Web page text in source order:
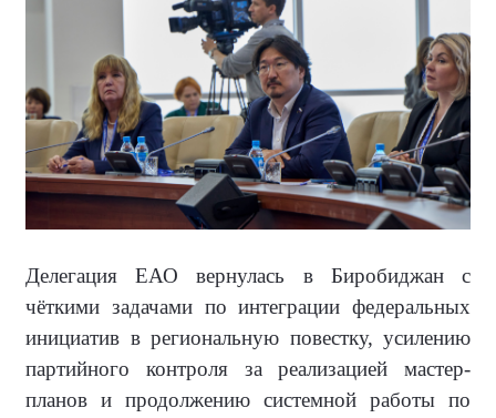
Делегация ЕАО вернулась в Биробиджан с
чёткими задачами по интеграции федеральных
инициатив в региональную повестку, усилению
партийного контроля за реализацией мастер-
планов и продолжению системной работы по